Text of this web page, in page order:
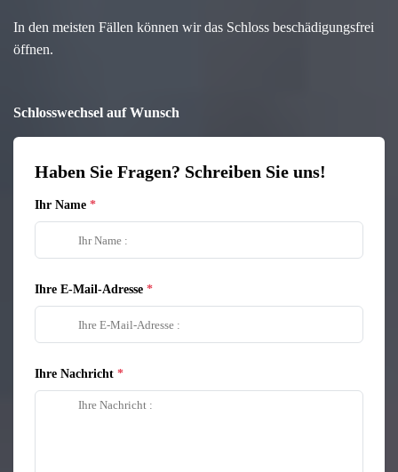
In den meisten Fällen können wir das Schloss beschädigungsfrei
öffnen.
Schlosswechsel auf Wunsch
Haben Sie Fragen? Schreiben Sie uns!
Ihr Name
Ihre E-Mail-Adresse
Ihre Nachricht